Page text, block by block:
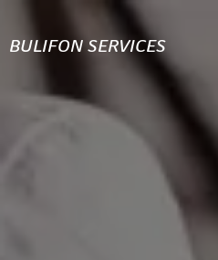
BULIFON SERVICES
Panneau de gestion des cookies